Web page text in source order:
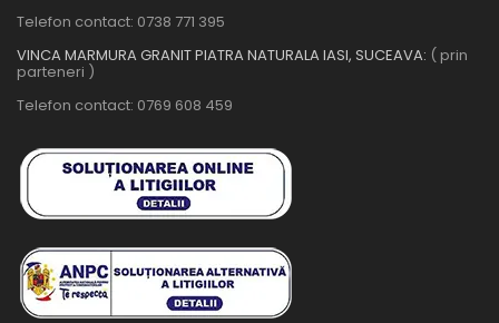
Telefon contact: 0738 771 395
VINCA MARMURA GRANIT PIATRA NATURALA IASI, SUCEAVA: ( prin
parteneri )
Telefon contact: 0769 608 459